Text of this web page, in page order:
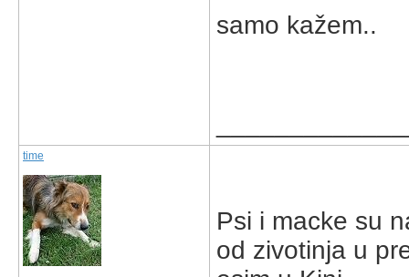
samo kažem..
time
Psi i macke su
od zivotinja u